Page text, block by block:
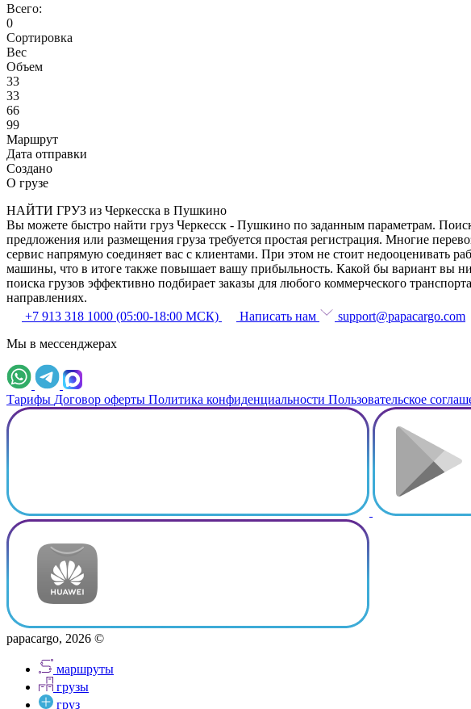
Всего:
0
Сортировка
Вес
Объем
33
33
66
99
Маршрут
Дата отправки
Создано
О грузе
НАЙТИ ГРУЗ из Черкесска в Пушкино
Вы можете быстро найти груз Черкесск - Пушкино по заданным параметрам.
предложения или размещения груза требуется простая регистрация. Многие
сервис напрямую соединяет вас с клиентами. При этом не стоит недооценивать
машины, что в итоге также повышает вашу прибыльность. Какой бы вариант вы
поиска грузов эффективно подбирает заказы для любого коммерческого
направлениях.
+7 913 318 1000 (05:00-18:00 МСК)
Написать нам
support@papacargo.com
Мы в мессенджерах
Тарифы Договор оферты Политика конфиденциальности Пользовательское
papacargo, 2026 ©
маршруты
грузы
груз